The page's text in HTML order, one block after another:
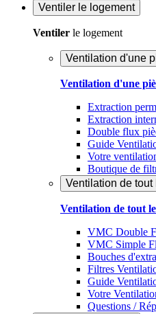
Ventiler le logement
Ventiler le logement
Ventilation d'une
Ventilation d'une
Extraction
Extraction
Double flux
Guide
Votre
Boutique de
Ventilation de tout
Ventilation de tout
VMC Double
VMC Simple
Bouches
Filtres
Guide
Votre
Questions /